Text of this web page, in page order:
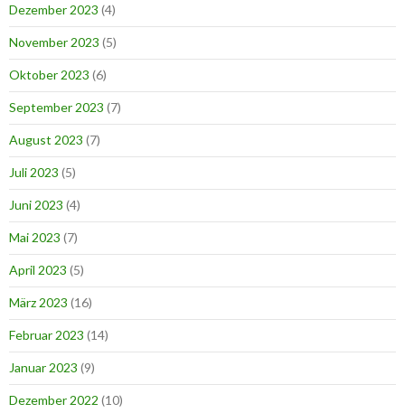
Dezember 2023 (4)
November 2023 (5)
Oktober 2023 (6)
September 2023 (7)
August 2023 (7)
Juli 2023 (5)
Juni 2023 (4)
Mai 2023 (7)
April 2023 (5)
März 2023 (16)
Februar 2023 (14)
Januar 2023 (9)
Dezember 2022 (10)